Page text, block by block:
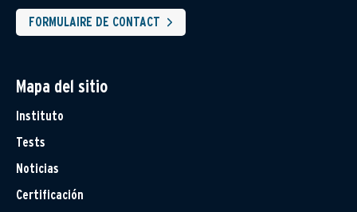
FORMULAIRE DE CONTACT
Mapa del sitio
Instituto
Tests
Noticias
Certificación